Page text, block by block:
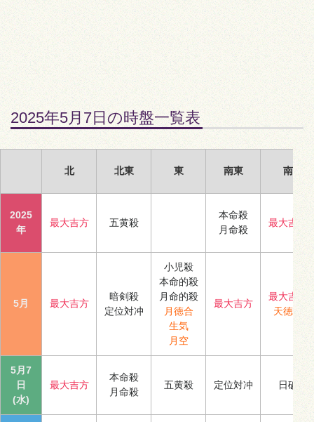
2025年5月7日の時盤一覧表
北 北東 東 南東 南
2025
年
最大吉方 五黄殺
本命殺
月命殺
最大吉方
5月 最大吉方
暗剣殺
定位対冲
小児殺
本命的殺
月命的殺
月徳合
生気
月空
最大吉方
最大吉方
天徳合
5月7
日
(水)
最大吉方
本命殺
月命殺
五黄殺 定位対冲 日破